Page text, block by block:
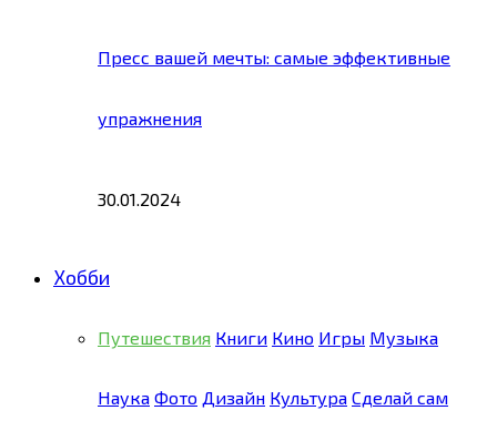
Пресс вашей мечты: самые эффективные
упражнения
30.01.2024
Хобби
Путешествия Книги Кино Игры Музыка
Наука Фото Дизайн Культура Сделай сам